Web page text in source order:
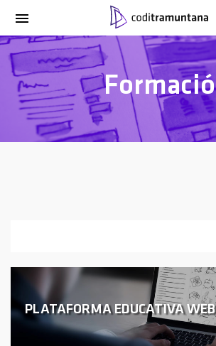
Formació
PLATAFORMA EDUCATIVA WEB